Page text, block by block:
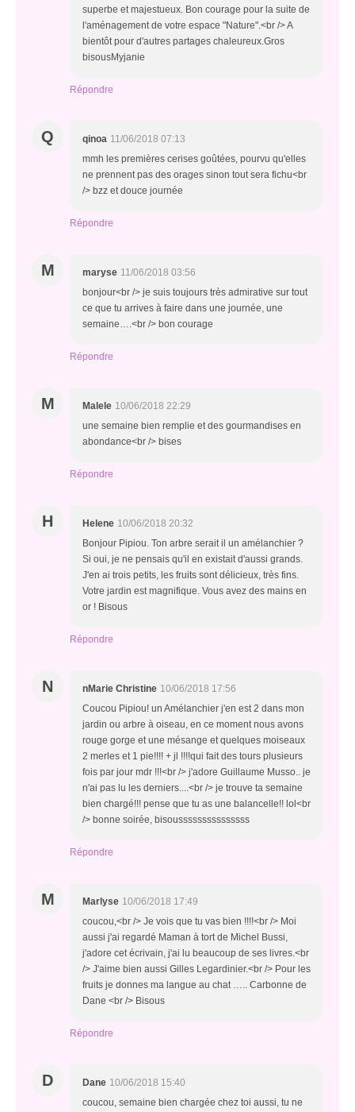
superbe et majestueux. Bon courage pour la suite de
l'aménagement de votre espace "Nature".<br /> A
bientôt pour d'autres partages chaleureux.Gros
bisousMyjanie
Répondre
Q qinoa 11/06/2018 07:13
mmh les premières cerises goûtées, pourvu qu'elles
ne prennent pas des orages sinon tout sera fichu<br
/> bzz et douce journée
Répondre
M maryse 11/06/2018 03:56
bonjour<br /> je suis toujours très admirative sur tout
ce que tu arrives à faire dans une journée, une
semaine….<br /> bon courage
Répondre
M Malele 10/06/2018 22:29
une semaine bien remplie et des gourmandises en
abondance<br /> bises
Répondre
H Helene 10/06/2018 20:32
Bonjour Pipiou. Ton arbre serait il un amélanchier ?
Si oui, je ne pensais qu'il en existait d'aussi grands.
J'en ai trois petits, les fruits sont délicieux, très fins.
Votre jardin est magnifique. Vous avez des mains en
or ! Bisous
Répondre
N nMarie Christine 10/06/2018 17:56
Coucou Pipiou! un Amélanchier j'en est 2 dans mon
jardin ou arbre à oiseau, en ce moment nous avons
rouge gorge et une mésange et quelques moiseaux
2 merles et 1 pie!!!! + jl !!!!qui fait des tours plusieurs
fois par jour mdr !!!<br /> j'adore Guillaume Musso.. je
n'ai pas lu les derniers....<br /> je trouve ta semaine
bien chargé!!! pense que tu as une balancelle!! lol<br
/> bonne soirée, bisousssssssssssssss
Répondre
M Marlyse 10/06/2018 17:49
coucou,<br /> Je vois que tu vas bien !!!!<br /> Moi
aussi j'ai regardé Maman à tort de Michel Bussi,
j'adore cet écrivain, j'ai lu beaucoup de ses livres.<br
/> J'aime bien aussi Gilles Legardinier.<br /> Pour les
fruits je donnes ma langue au chat ….. Carbonne de
Dane <br /> Bisous
Répondre
D Dane 10/06/2018 15:40
coucou, semaine bien chargée chez toi aussi, tu ne